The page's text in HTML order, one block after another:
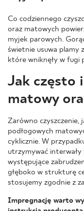
Co codziennego
oraz matowych
myjek parowych.
świetnie usuwa plamy
które wniknęły w fugi
Jak często
matowy
Zarówno czyszczenie,
podłogowych
cyklicznie. W
utrzymywać
występujące
głęboko w strukturę
stosujemy zgodnie z
Impregnację warto